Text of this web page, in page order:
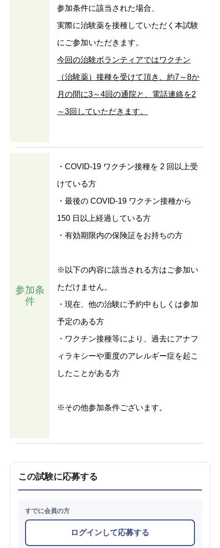
参加条件に該当された場合、
実際に治験薬を接種していただく本試験
にご参加いただきます。
今回の治験ボランティアではワクチン
（治験薬）接種を受けて頂き、約7～8か
月の間に3～4回の通院と、電話連絡を2
～3回していただきます。
参加条
件
・COVID-19 ワクチン接種を 2 回以上受
けている方
・最後の COVID-19 ワクチン接種から
150 日以上経過している方
・有効期限内の保険証をお持ちの方
※以下の内容に該当される方はご参加い
ただけません。
・現在、他の治験に予約中もしくは参加
予定のある方
・ワクチン接種等により、過去にアナフ
ィラキシーや重度のアレルギー症を起こ
したことがある方
※その他参加条件ございます。
この試験に応募する
すでに会員の方
ログインして応募する